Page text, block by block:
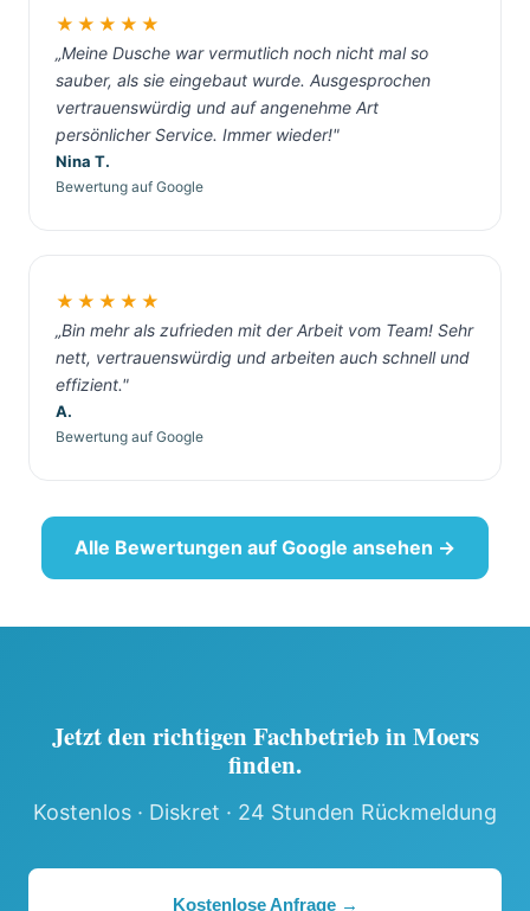
★★★★★
„Meine Dusche war vermutlich noch nicht mal so
sauber, als sie eingebaut wurde. Ausgesprochen
vertrauenswürdig und auf angenehme Art
persönlicher Service. Immer wieder!"
Nina T.
Bewertung auf Google
★★★★★
„Bin mehr als zufrieden mit der Arbeit vom Team! Sehr
nett, vertrauenswürdig und arbeiten auch schnell und
effizient."
A.
Bewertung auf Google
Alle Bewertungen auf Google ansehen →
Jetzt den richtigen Fachbetrieb in Moers
finden.
Kostenlos · Diskret · 24 Stunden Rückmeldung
Kostenlose Anfrage →